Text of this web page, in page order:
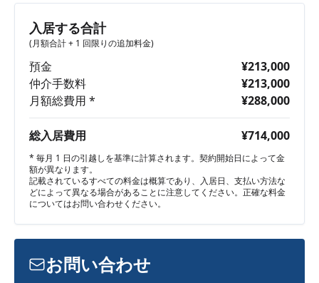
入居する合計
(月額合計 + 1 回限りの追加料金)
預金
¥213,000
仲介手数料
¥213,000
月額総費用 *
¥288,000
総入居費用 ¥714,000
* 毎月 1 日の引越しを基準に計算されます。契約開始日によって金
額が異なります。
記載されているすべての料金は概算であり、入居日、支払い方法な
どによって異なる場合があることに注意してください。正確な料金
についてはお問い合わせください。
お問い合わせ